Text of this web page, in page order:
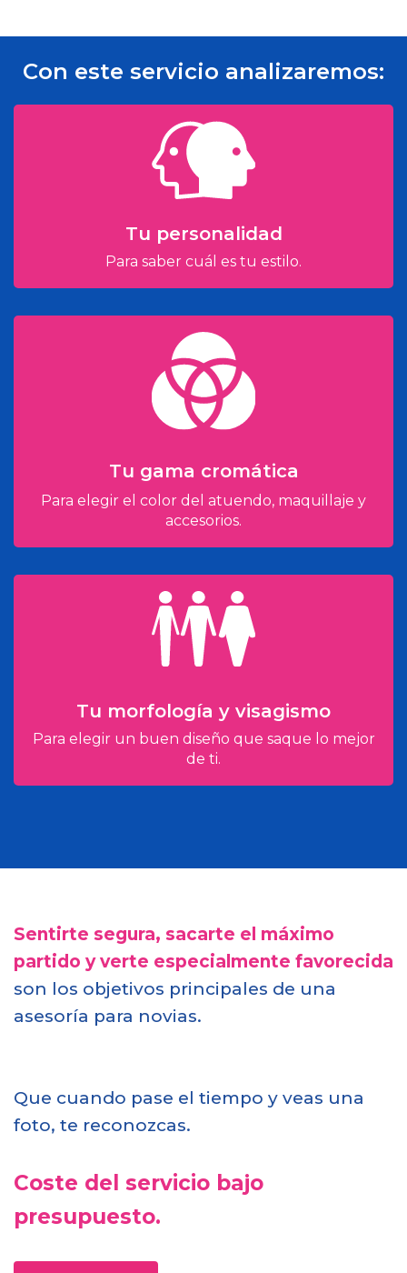
Con este servicio analizaremos:
Tu personalidad
Para saber cuál es tu estilo.
Tu gama cromática
Para elegir el color del atuendo, maquillaje y
accesorios.
Tu morfología y visagismo
Para elegir un buen diseño que saque lo mejor
de ti.
Sentirte segura, sacarte el máximo
partido y verte especialmente favorecida
son los objetivos principales de una
asesoría para novias.
Que cuando pase el tiempo y veas una
foto, te reconozcas.
Coste del servicio bajo
presupuesto.